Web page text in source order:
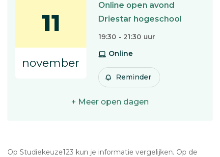
11
november
Online open avond
Driestar hogeschool
19:30 - 21:30 uur
Online
Reminder
+ Meer open dagen
Op Studiekeuze123 kun je informatie vergelijken. Op de